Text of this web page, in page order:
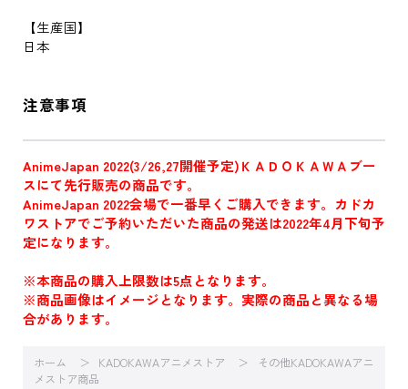
【生産国】
日本
注意事項
AnimeJapan 2022(3/26,27開催予定)ＫＡＤＯＫＡＷＡブー
スにて先行販売の商品です。
AnimeJapan 2022会場で一番早くご購入できます。カドカ
ワストアでご予約いただいた商品の発送は2022年4月下旬予
定になります。
※本商品の購入上限数は5点となります。
※商品画像はイメージとなります。実際の商品と異なる場
合があります。
ホーム KADOKAWAアニメストア
その他KADOKAWAアニ
メストア商品